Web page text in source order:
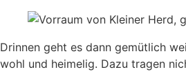
Drinnen geht es dann gemütlich
wohl und heimelig. Dazu tragen